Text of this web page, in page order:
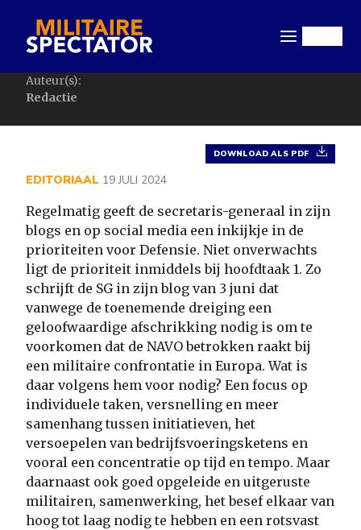
naar
inhoud
gaan
Auteur(s):
Redactie
DOWNLOAD ALS PDF
EDITORIAAL 19 JULI 2024
Regelmatig geeft de secretaris-generaal in zijn
blogs en op social media een inkijkje in de
prioriteiten voor Defensie. Niet onverwachts
ligt de prioriteit inmiddels bij hoofdtaak 1. Zo
schrijft de SG in zijn blog van 3 juni dat
vanwege de toenemende dreiging een
geloofwaardige afschrikking nodig is om te
voorkomen dat de NAVO betrokken raakt bij
een militaire confrontatie in Europa. Wat is
daar volgens hem voor nodig? Een focus op
individuele taken, versnelling en meer
samenhang tussen initiatieven, het
versoepelen van bedrijfsvoeringsketens en
vooral een concentratie op tijd en tempo. Maar
daarnaast ook goed opgeleide en uitgeruste
militairen, samenwerking, het besef elkaar van
hoog tot laag nodig te hebben en een rotsvast